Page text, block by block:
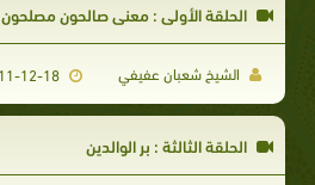
الحلقة الأولي : معنى صالحون مصلحون
الشيخ شعبان عفيفي 2011-12-18
الحلقة الثالثة : بر الوالدين